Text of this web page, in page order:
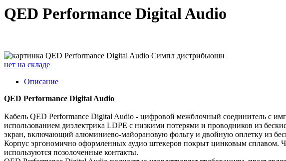
QED Performance Digital Audio
нет на складе
Описание
QED Performance Digital Audio
Кабель QED Performance Digital Audio - цифровой межблочный соединитель с
использованием диэлектрика LDPE с низкими потерями и проводников из
экран, включающий алюминиево-майорановую фольгу и двойную оплетку из
Корпус эргономично оформленных аудио штекеров покрыт цинковым сплавом.
используются позолоченные контакты.